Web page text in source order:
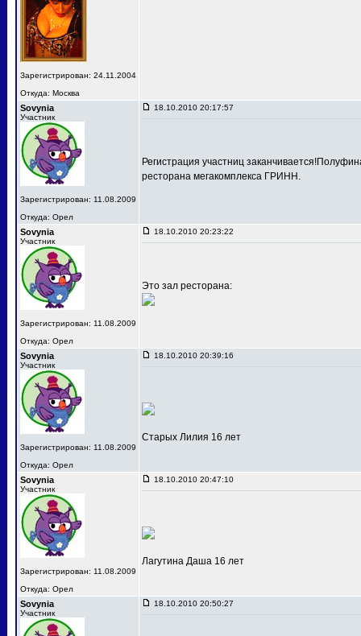
Зарегистрирован: 24.11.2004
Откуда: Москва
Sovynia
Участник
Зарегистрирован: 11.08.2009
Откуда: Орел
18.10.2010 20:17:57
Регистрация участниц
ресторана мегакомплекса ГРИНН.
Sovynia
Участник
Зарегистрирован: 11.08.2009
Откуда: Орел
18.10.2010 20:23:22
Это зал ресторана:
Sovynia
Участник
Зарегистрирован: 11.08.2009
Откуда: Орел
18.10.2010 20:39:16
Старых Лилия 16 лет
Sovynia
Участник
Зарегистрирован: 11.08.2009
Откуда: Орел
18.10.2010 20:47:10
Лагутина Даша 16 лет
Sovynia
Участник
18.10.2010 20:50:27